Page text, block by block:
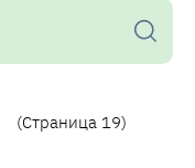
(Страница 19)